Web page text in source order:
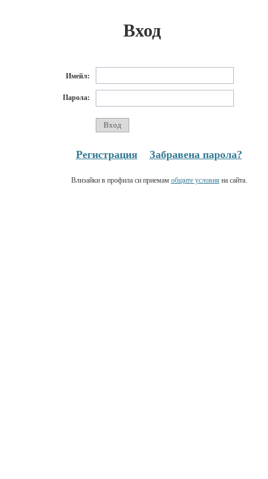
Вход
Имейл:
Парола:
Регистрация Забравена парола?
Влизайки в профила си приемам общите условия на сайта.